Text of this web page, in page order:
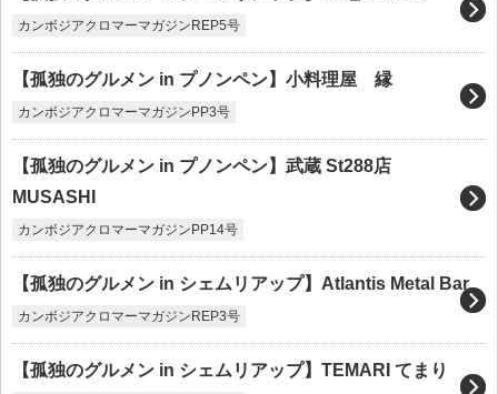
カンボジアクロマーマガジンREP5号
【孤独のグルメン in プノンペン】小料理屋 縁
カンボジアクロマーマガジンPP3号
【孤独のグルメン in プノンペン】武蔵 St288店
MUSASHI
カンボジアクロマーマガジンPP14号
【孤独のグルメン in シェムリアップ】Atlantis Metal Bar
カンボジアクロマーマガジンREP3号
【孤独のグルメン in シェムリアップ】TEMARI てまり